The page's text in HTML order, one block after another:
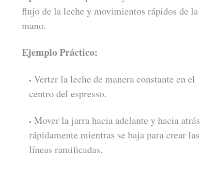
flujo de la leche y movimientos rápidos de la
mano.
Ejemplo Práctico:
Verter la leche de manera constante en el
centro del espresso.
Mover la jarra hacia adelante y hacia atrás
rápidamente mientras se baja para crear las
líneas ramificadas.